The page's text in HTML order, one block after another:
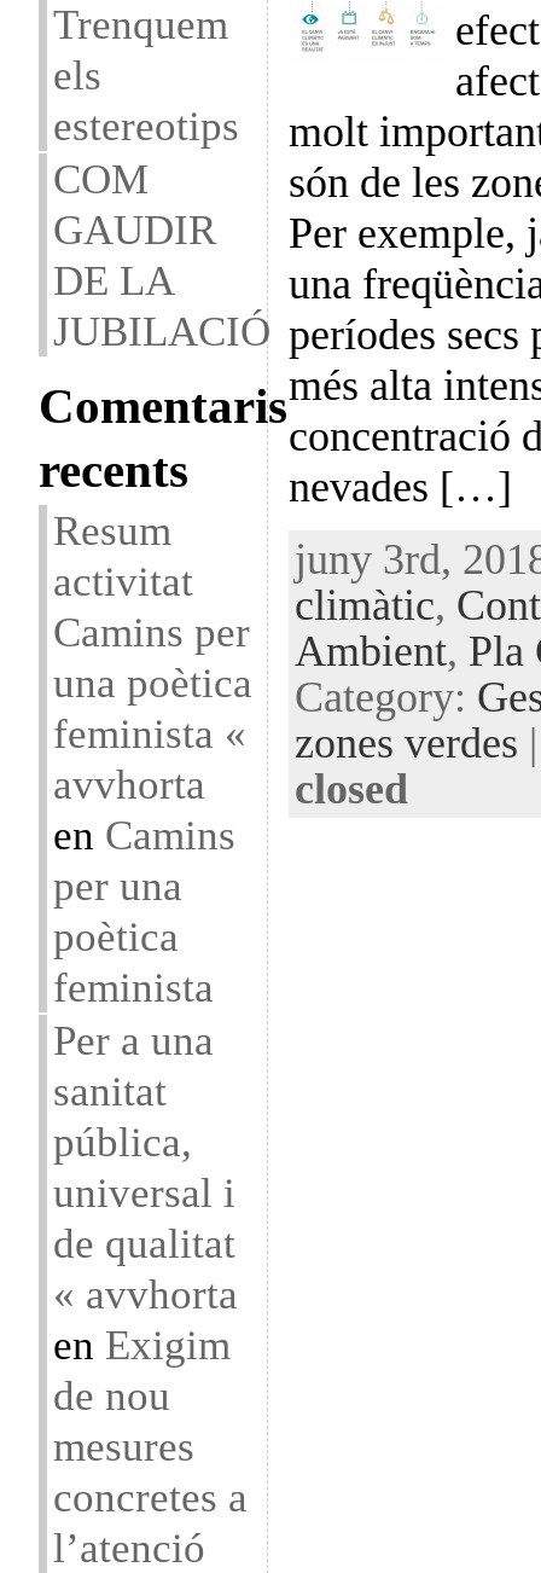
Trenquem
els
estereotips
COM
GAUDIR
DE LA
JUBILACIÓ
Comentaris
recents
Resum
activitat
Camins per
una poètica
feminista «
avvhorta
en Camins
per una
poètica
feminista
Per a una
sanitat
pública,
universal i
de qualitat
« avvhorta
en Exigim
de nou
mesures
concretes a
l’atenció
molt
són de les
Per exemple,
una
períodes secs
més alta
concentració
nevades […]
juny 3rd,
climàtic,
Ambient, Pla
Category:
zones verdes
closed